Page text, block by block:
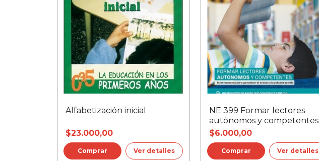
Alfabetización inicial
$23.000,00
Ver detalles
NE 399 Formar lectores
autónomos y competentes
$6.000,00
Ver detalles